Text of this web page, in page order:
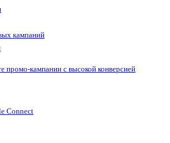
кампаний
промо-кампании с высокой конверсией
Connect